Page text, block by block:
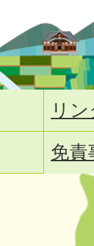
リ
免責